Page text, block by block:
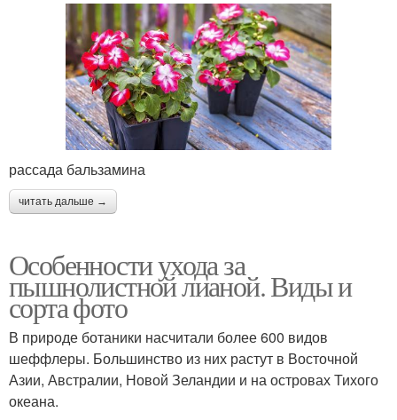
рассада бальзамина
читать дальше →
Особенности ухода за
пышнолистной лианой. Виды и
сорта фото
В природе ботаники насчитали более 600 видов
шеффлеры. Большинство из них растут в Восточной
Азии, Австралии, Новой Зеландии и на островах Тихого
океана.